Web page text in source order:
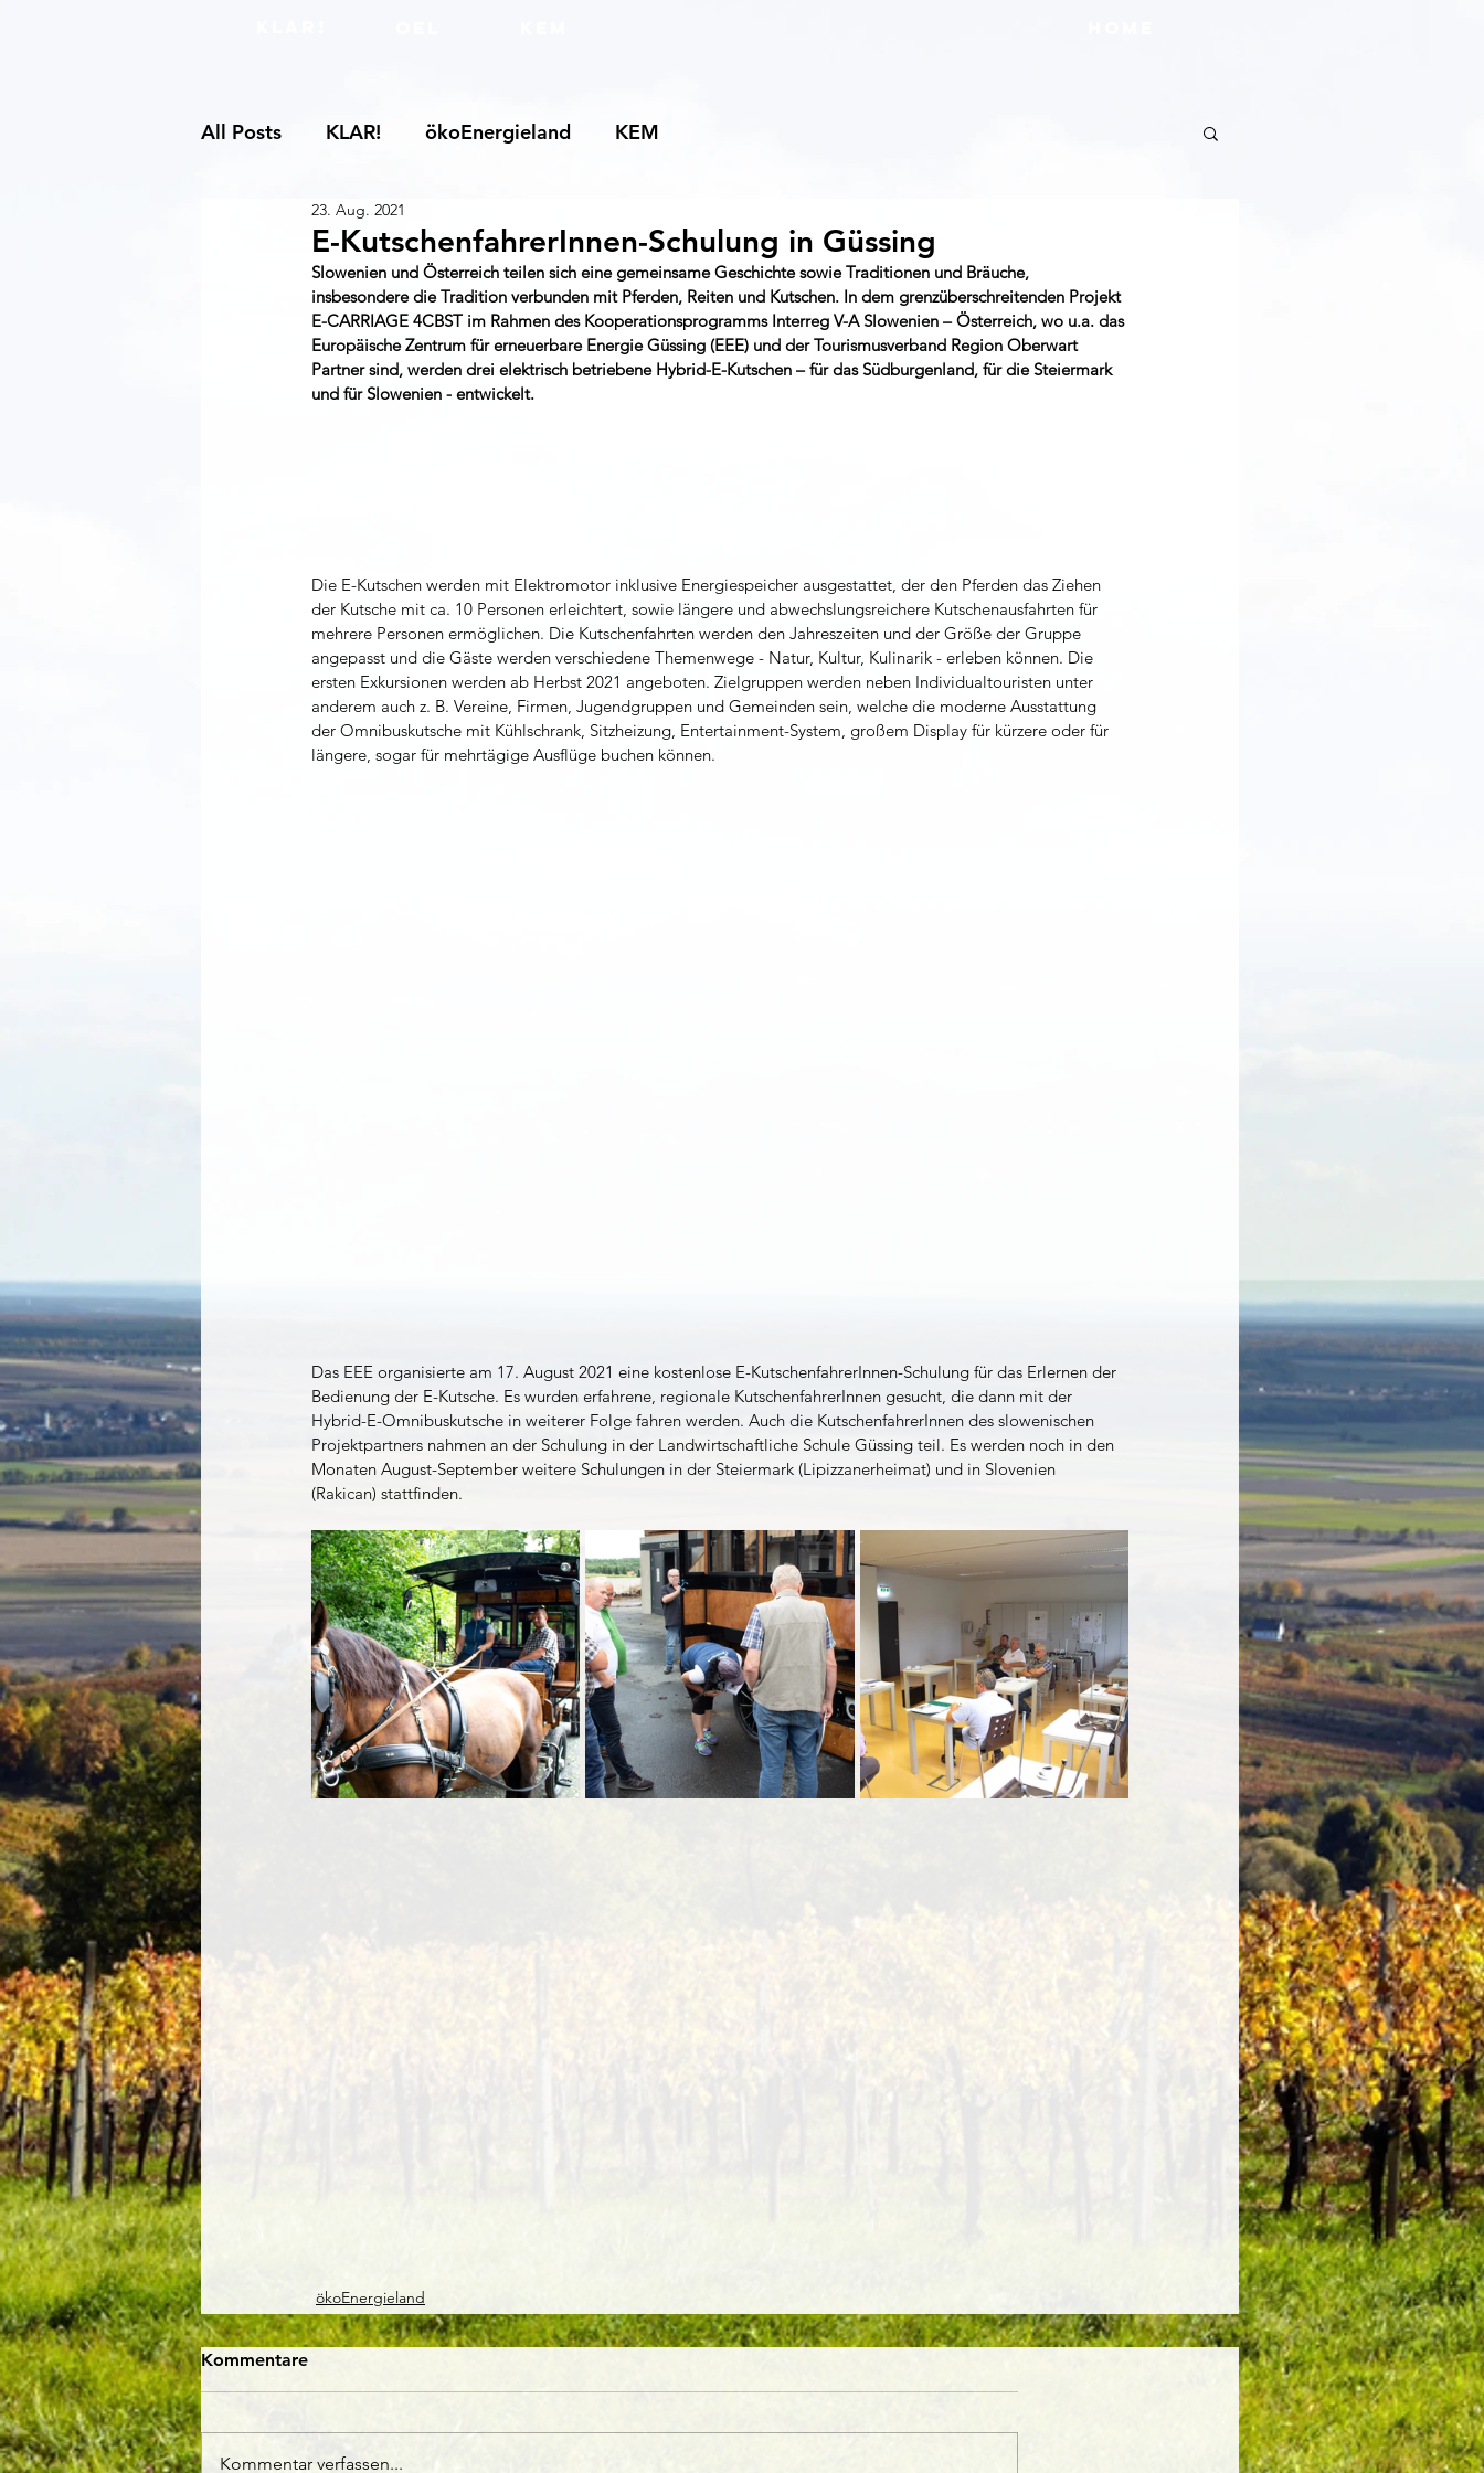
All Posts KLAR! ökoEnergieland KEM
E-KutschenfahrerInnen-Schulung in Güssing
23. Aug. 2021
Slowenien und Österreich teilen sich eine gemeinsame Geschichte sowie Traditionen und Bräuche,
insbesondere die Tradition verbunden mit Pferden, Reiten und Kutschen. In dem grenzüberschreitenden Projekt
E-CARRIAGE 4CBST im Rahmen des Kooperationsprogramms Interreg V-A Slowenien – Österreich, wo u.a. das
Europäische Zentrum für erneuerbare Energie Güssing (EEE) und der Tourismusverband Region Oberwart
Partner sind, werden drei elektrisch betriebene Hybrid-E-Kutschen – für das Südburgenland, für die Steiermark
und für Slowenien - entwickelt.
Die E-Kutschen werden mit Elektromotor inklusive Energiespeicher ausgestattet, der den Pferden das Ziehen
der Kutsche mit ca. 10 Personen erleichtert, sowie längere und abwechslungsreichere Kutschenausfahrten für
mehrere Personen ermöglichen. Die Kutschenfahrten werden den Jahreszeiten und der Größe der Gruppe
angepasst und die Gäste werden verschiedene Themenwege - Natur, Kultur, Kulinarik - erleben können. Die
ersten Exkursionen werden ab Herbst 2021 angeboten. Zielgruppen werden neben Individualtouristen unter
anderem auch z. B. Vereine, Firmen, Jugendgruppen und Gemeinden sein, welche die moderne Ausstattung
der Omnibuskutsche mit Kühlschrank, Sitzheizung, Entertainment-System, großem Display für kürzere oder für
längere, sogar für mehrtägige Ausflüge buchen können.
Das EEE organisierte am 17. August 2021 eine kostenlose E-KutschenfahrerInnen-Schulung für das Erlernen der
Bedienung der E-Kutsche. Es wurden erfahrene, regionale KutschenfahrerInnen gesucht, die dann mit der
Hybrid-E-Omnibuskutsche in weiterer Folge fahren werden. Auch die KutschenfahrerInnen des slowenischen
Projektpartners nahmen an der Schulung in der Landwirtschaftliche Schule Güssing teil. Es werden noch in den
Monaten August-September weitere Schulungen in der Steiermark (Lipizzanerheimat) und in Slovenien
(Rakican) stattfinden.
ökoEnergieland
Kommentare
Kommentar verfassen...